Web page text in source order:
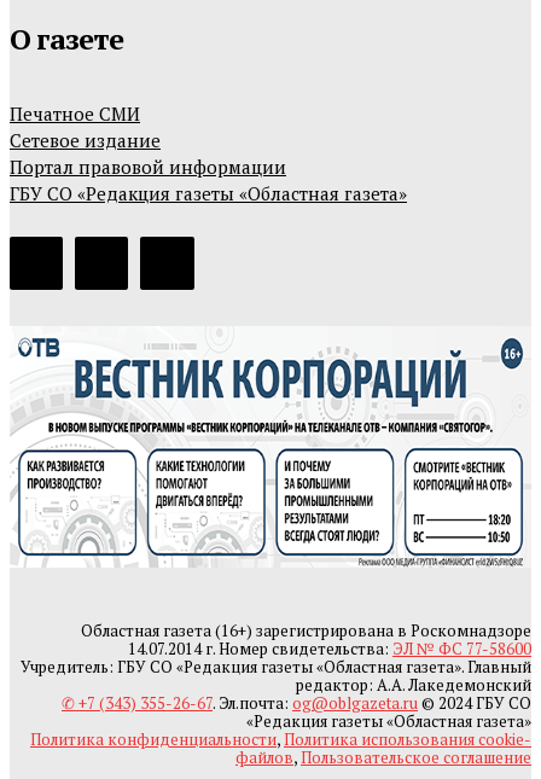
О газете
Печатное СМИ
Сетевое издание
Портал правовой информации
ГБУ СО «Редакция газеты «Областная газета»
Областная газета (16+) зарегистрирована в Роскомнадзоре
14.07.2014 г. Номер свидетельства: ЭЛ № ФС 77-58600
Учредитель: ГБУ СО «Редакция газеты «Областная газета». Главный
редактор: А.А. Лакедемонский
✆ +7 (343) 355-26-67. Эл.почта: og@oblgazeta.ru© 2024 ГБУ СО
«Редакция газеты «Областная газета»
Политика конфиденциальности,Политика использования cookie-
файлов,Пользовательское соглашение